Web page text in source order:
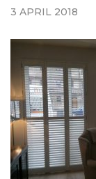
3 APRIL 2018